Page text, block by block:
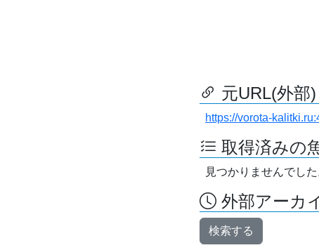
元URL(外部)
https://vorota-
取得済みの
見つかりませんでした
外部アーカ
検索する